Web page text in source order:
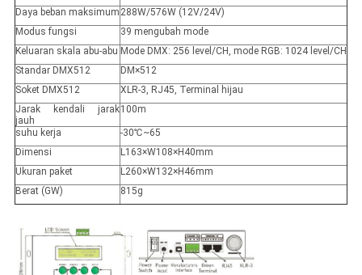
Daya beban maksimum 288W/576W (12V/24V)
Modus fungsi
39 mengubah mode
Keluaran skala abu-abu Mode DMX: 256 level/CH, mode RGB: 1024 level/CH
Standar DMX512
DM×512
Soket DMX512
XLR-3, RJ45, Terminal hijau
Jarak kendali jarak
jauh
100m
suhu kerja
-30℃~65
Dimensi
L163×W108×H40mm
Ukuran paket
L260×W132×H46mm
Berat (GW)
815g